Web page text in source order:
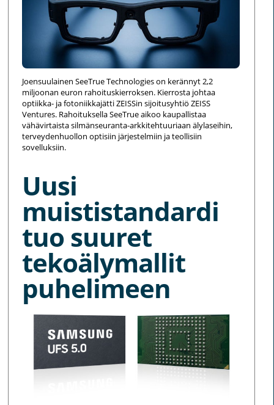
Joensuulainen SeeTrue Technologies on kerännyt 2,2
miljoonan euron rahoituskierroksen. Kierrosta johtaa
optiikka- ja fotoniikkajätti ZEISSin sijoitusyhtiö ZEISS
Ventures. Rahoituksella SeeTrue aikoo kaupallistaa
vähävirtaista silmänseuranta-arkkitehtuuriaan älylaseihin,
terveydenhuollon optisiin järjestelmiin ja teollisiin
sovelluksiin.
Uusi
muististandardi
tuo suuret
tekoälymallit
puhelimeen